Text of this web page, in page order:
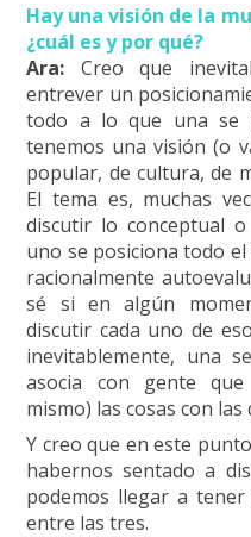
Hay una visión de la
¿cuál es y por qué?
Ara: Creo que
entrever un
todo a lo que una se
tenemos una visión (o
popular, de cultura, de
El tema es, muchas
discutir lo conceptual
uno se posiciona todo
racionalmente
sé si en algún
discutir cada uno de
inevitablemente, una
asocia con gente
mismo) las cosas con
Y creo que en este
habernos sentado a
podemos llegar a
entre las tres.